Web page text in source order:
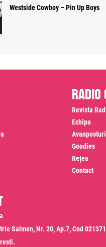
Westside Cowboy – Pin Up Boys
Revista
Echipa
Avanposturi
Goodies
Rețea
Contact
Salmen, Nr. 20, Ap.7, Cod